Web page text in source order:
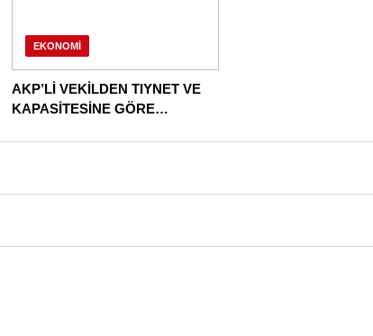
EKONOMI
AKP’Lİ VEKİLDEN TIYNET VE
KAPASİTESİNE GÖRE